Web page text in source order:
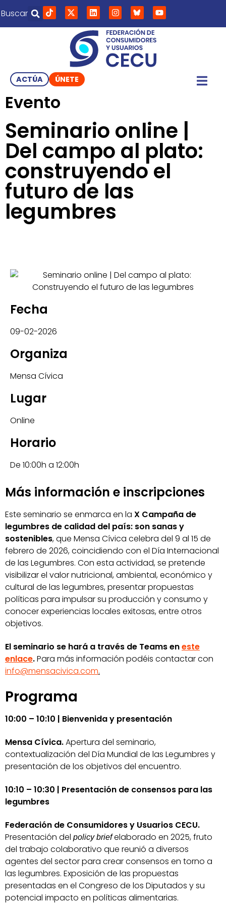
Buscar
ACTÚA ÚNETE
Evento
Seminario online |
Del campo al plato:
construyendo el
futuro de las
legumbres
Fecha
09-02-2026
Organiza
Mensa Cívica
Lugar
Online
Horario
De 10:00h a 12:00h
Más información e inscripciones
Este seminario se enmarca en la X Campaña de
legumbres de calidad del país: son sanas y
sostenibles, que Mensa Cívica celebra del 9 al 15 de
febrero de 2026, coincidiendo con el Día Internacional
de las Legumbres. Con esta actividad, se pretende
visibilizar el valornutricional, ambiental, económico y
cultural de las legumbres, presentar propuestas
políticas para impulsar su producción y consumo y
conocer experiencias locales exitosas, entre otros
objetivos.
El seminario se hará a través de Teams eneste
enlace.Para más información podéis contactar con
info@mensacivica.com.
Programa
10:00 – 10:10 | Bienvenida y presentación
Mensa Cívica.Apertura del seminario,
contextualización del Día Mundial de las Legumbres y
presentación de los objetivos del encuentro.
10:10 – 10:30 | Presentación de consensos para las
legumbres
Federación de Consumidores y Usuarios CECU.
Presentación del policy briefelaborado en 2025, fruto
del trabajo colaborativo que reunió a diversos
agentes del sector para crear consensos en torno a
las legumbres. Exposición de las propuestas
presentadas en el Congreso de los Diputados y su
potencial impacto en políticas alimentarias.